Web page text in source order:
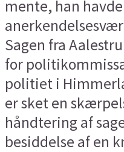
mente, han
Sagen fra
for
politiet i
er sket en
håndtering af
besiddelse af en